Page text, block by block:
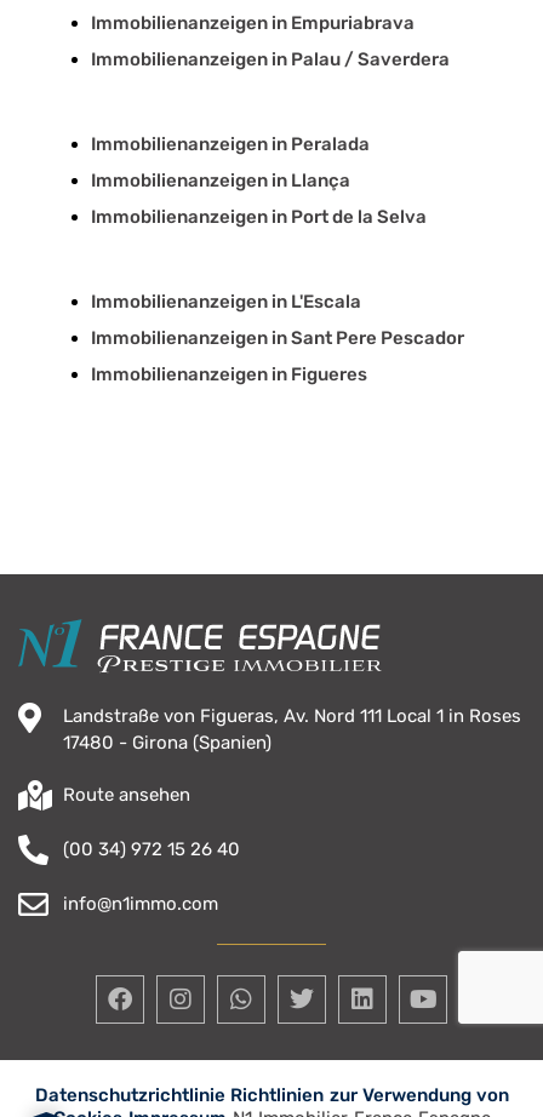
Immobilienanzeigen in Empuriabrava
Immobilienanzeigen in Palau / Saverdera
Immobilienanzeigen in Peralada
Immobilienanzeigen in Llança
Immobilienanzeigen in Port de la Selva
Immobilienanzeigen in L'Escala
Immobilienanzeigen in Sant Pere Pescador
Immobilienanzeigen in Figueres
Landstraße von Figueras, Av. Nord 111 Local 1 in Roses
17480 - Girona (Spanien)
Route ansehen
(00 34) 972 15 26 40
info@n1immo.com
Datenschutzrichtlinie Richtlinien zur Verwendung von